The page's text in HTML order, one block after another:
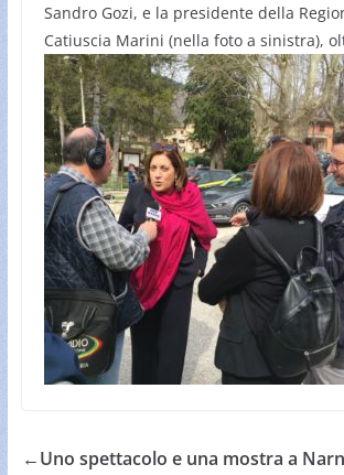
Sandro Gozi, e la presidente della
Catiuscia Marini (nella foto a sinistra),
←Uno spettacolo e una mostra a